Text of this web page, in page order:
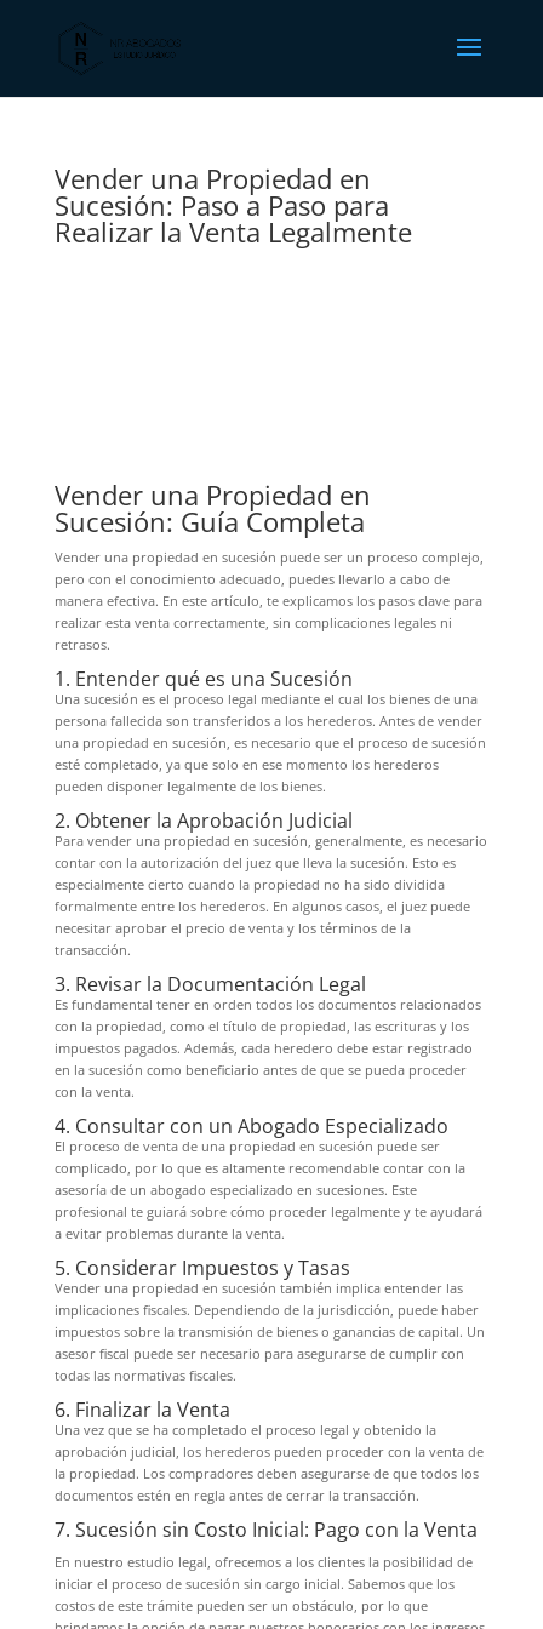
Vender una Propiedad en
Sucesión: Paso a Paso para
Realizar la Venta Legalmente
Vender una Propiedad en
Sucesión: Guía Completa
Vender una propiedad en sucesión puede ser un proceso complejo,
pero con el conocimiento adecuado, puedes llevarlo a cabo de
manera efectiva. En este artículo, te explicamos los pasos clave para
realizar esta venta correctamente, sin complicaciones legales ni
retrasos.
1. Entender qué es una Sucesión
Una sucesión es el proceso legal mediante el cual los bienes de una
persona fallecida son transferidos a los herederos. Antes de vender
una propiedad en sucesión, es necesario que el proceso de sucesión
esté completado, ya que solo en ese momento los herederos
pueden disponer legalmente de los bienes.
2. Obtener la Aprobación Judicial
Para vender una propiedad en sucesión, generalmente, es necesario
contar con la autorización del juez que lleva la sucesión. Esto es
especialmente cierto cuando la propiedad no ha sido dividida
formalmente entre los herederos. En algunos casos, el juez puede
necesitar aprobar el precio de venta y los términos de la
transacción.
3. Revisar la Documentación Legal
Es fundamental tener en orden todos los documentos relacionados
con la propiedad, como el título de propiedad, las escrituras y los
impuestos pagados. Además, cada heredero debe estar registrado
en la sucesión como beneficiario antes de que se pueda proceder
con la venta.
4. Consultar con un Abogado Especializado
El proceso de venta de una propiedad en sucesión puede ser
complicado, por lo que es altamente recomendable contar con la
asesoría de un abogado especializado en sucesiones. Este
profesional te guiará sobre cómo proceder legalmente y te ayudará
a evitar problemas durante la venta.
5. Considerar Impuestos y Tasas
Vender una propiedad en sucesión también implica entender las
implicaciones fiscales. Dependiendo de la jurisdicción, puede haber
impuestos sobre la transmisión de bienes o ganancias de capital. Un
asesor fiscal puede ser necesario para asegurarse de cumplir con
todas las normativas fiscales.
6. Finalizar la Venta
Una vez que se ha completado el proceso legal y obtenido la
aprobación judicial, los herederos pueden proceder con la venta de
la propiedad. Los compradores deben asegurarse de que todos los
documentos estén en regla antes de cerrar la transacción.
7. Sucesión sin Costo Inicial: Pago con la Venta
En nuestro estudio legal, ofrecemos a los clientes la posibilidad de
iniciar el proceso de sucesión sin cargo inicial. Sabemos que los
costos de este trámite pueden ser un obstáculo, por lo que